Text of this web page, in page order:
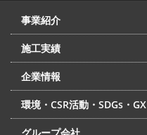
事業紹介
土木本部
建築本部
PPP・PFI
リフォーム・リノベーション
中村建設の家
施工実績
土木部門
建築部門
リフォーム部門
住宅部門
名古屋支店
東京支店
企業情報
会社概要
経営理念
沿革
リクルート
最新情報
お問合せ
環境・CSR活動・SDGs・GX
LSS流動化処理工法
CSR・SDGs・GX
発電事業
次世代ZEBオフィス